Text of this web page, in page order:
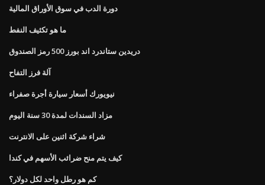
دورة الدب في سوق الأوراق المالية
ما هو تكثيف النفط
دريدين ستاندرد اند بورز 500 رمز الصندوق
آلة فرز التفاح
نيويورك أسعار سيارة أجرة صفراء
مزاد السندات لمدة 30 سنة اليوم
شراء شركة اثنين على الانترنت
كيف يتم منح ضرائب الأسهم في كندا
كم هو رطل واحد لكل دولار؟